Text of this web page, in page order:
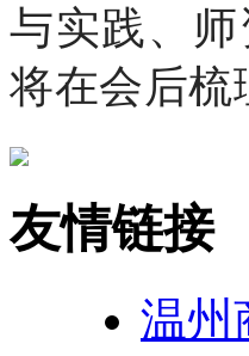
与实践、
将在会后梳
友情链接
温州